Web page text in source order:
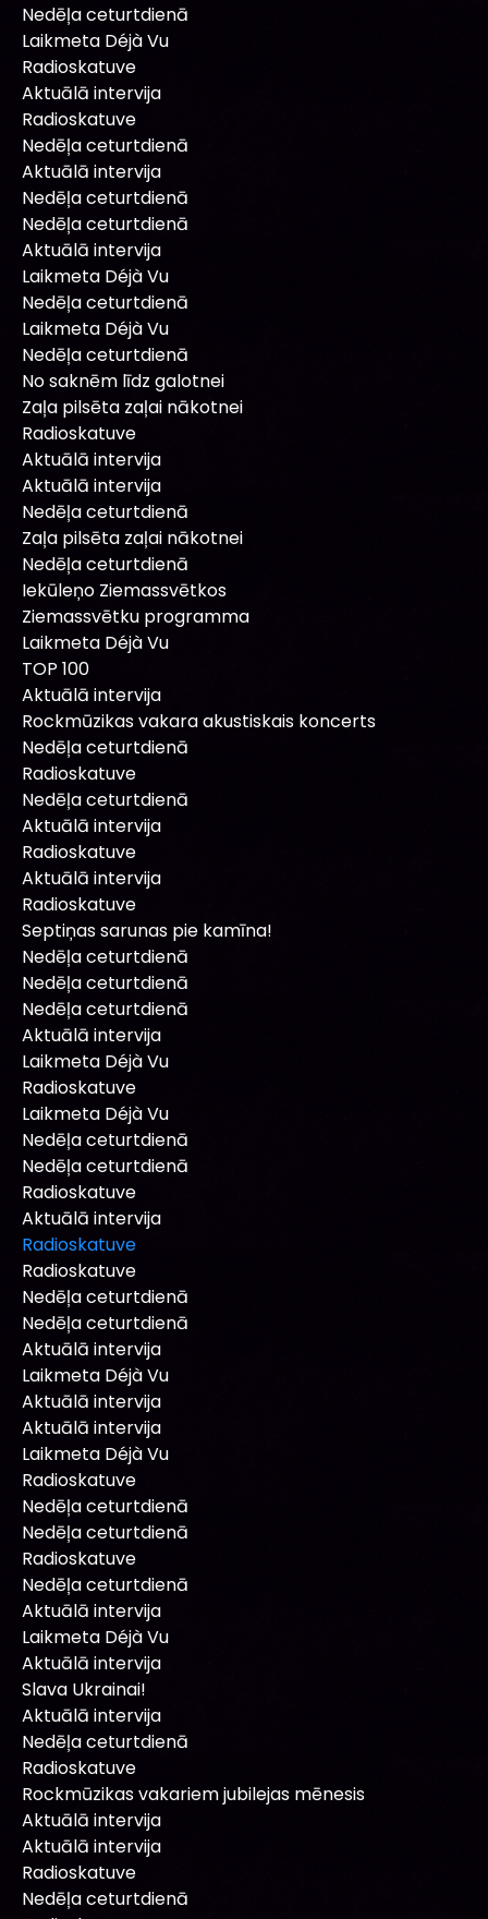
Nedēļa ceturtdienā
Laikmeta Déjà Vu
Radioskatuve
Aktuālā intervija
Radioskatuve
Nedēļa ceturtdienā
Aktuālā intervija
Nedēļa ceturtdienā
Nedēļa ceturtdienā
Aktuālā intervija
Laikmeta Déjà Vu
Nedēļa ceturtdienā
Laikmeta Déjà Vu
Nedēļa ceturtdienā
No saknēm līdz galotnei
Zaļa pilsēta zaļai nākotnei
Radioskatuve
Aktuālā intervija
Aktuālā intervija
Nedēļa ceturtdienā
Zaļa pilsēta zaļai nākotnei
Nedēļa ceturtdienā
Iekūleņo Ziemassvētkos
Ziemassvētku programma
Laikmeta Déjà Vu
TOP 100
Aktuālā intervija
Rockmūzikas vakara akustiskais koncerts
Nedēļa ceturtdienā
Radioskatuve
Nedēļa ceturtdienā
Aktuālā intervija
Radioskatuve
Aktuālā intervija
Radioskatuve
Septiņas sarunas pie kamīna!
Nedēļa ceturtdienā
Nedēļa ceturtdienā
Nedēļa ceturtdienā
Aktuālā intervija
Laikmeta Déjà Vu
Radioskatuve
Laikmeta Déjà Vu
Nedēļa ceturtdienā
Nedēļa ceturtdienā
Radioskatuve
Aktuālā intervija
Radioskatuve
Radioskatuve
Nedēļa ceturtdienā
Nedēļa ceturtdienā
Aktuālā intervija
Laikmeta Déjà Vu
Aktuālā intervija
Aktuālā intervija
Laikmeta Déjà Vu
Radioskatuve
Nedēļa ceturtdienā
Nedēļa ceturtdienā
Radioskatuve
Nedēļa ceturtdienā
Aktuālā intervija
Laikmeta Déjà Vu
Aktuālā intervija
Slava Ukrainai!
Aktuālā intervija
Nedēļa ceturtdienā
Radioskatuve
Rockmūzikas vakariem jubilejas mēnesis
Aktuālā intervija
Aktuālā intervija
Radioskatuve
Nedēļa ceturtdienā